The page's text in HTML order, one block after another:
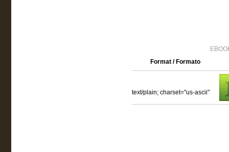
Format / Formato
text/plain; charset="us-ascii"